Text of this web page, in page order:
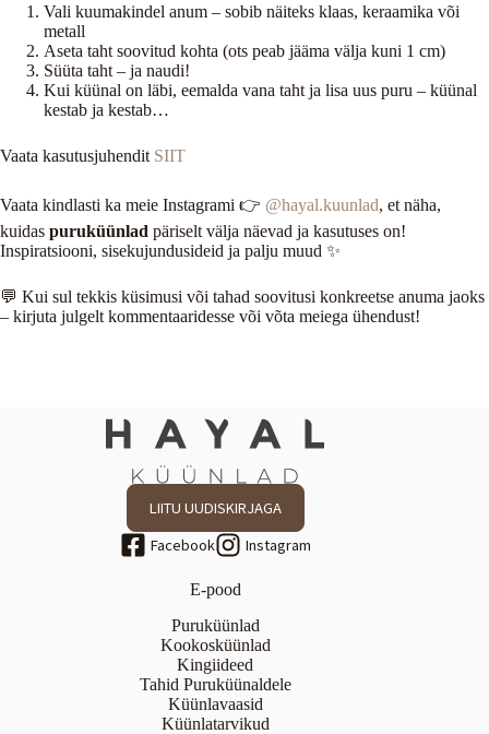
Vali kuumakindel anum – sobib näiteks klaas, keraamika või
metall
Aseta taht soovitud kohta (ots peab jääma välja kuni 1 cm)
Süüta taht – ja naudi!
Kui küünal on läbi, eemalda vana taht ja lisa uus puru – küünal
kestab ja kestab…
Vaata kasutusjuhendit SIIT
Vaata kindlasti ka meie Instagrami 👉 @hayal.kuunlad, et näha,
kuidas puruküünlad päriselt välja näevad ja kasutuses on!
Inspiratsiooni, sisekujundusideid ja palju muud ✨
💬 Kui sul tekkis küsimusi või tahad soovitusi konkreetse anuma jaoks
– kirjuta julgelt kommentaaridesse või võta meiega ühendust!
LIITU UUDISKIRJAGA
E-pood
Puruküünlad
Kookosküünlad
Kingiideed
Tahid Puruküünaldele
Küünlavaasid
Küünlatarvikud